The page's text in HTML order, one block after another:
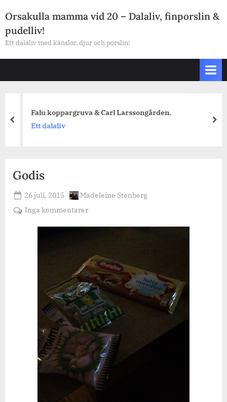
to
content
Orsakulla mamma vid 20 – Dalaliv, finporslin &
pudelliv!
Ett dalaliv med känslor, djur och porslin!
Falu koppargruva & Carl Larssongården.
Ett dalaliv
prev
Godis
Posted
on
26 juli, 2015 By
Madeleine Stenberg
Inga kommentarertill